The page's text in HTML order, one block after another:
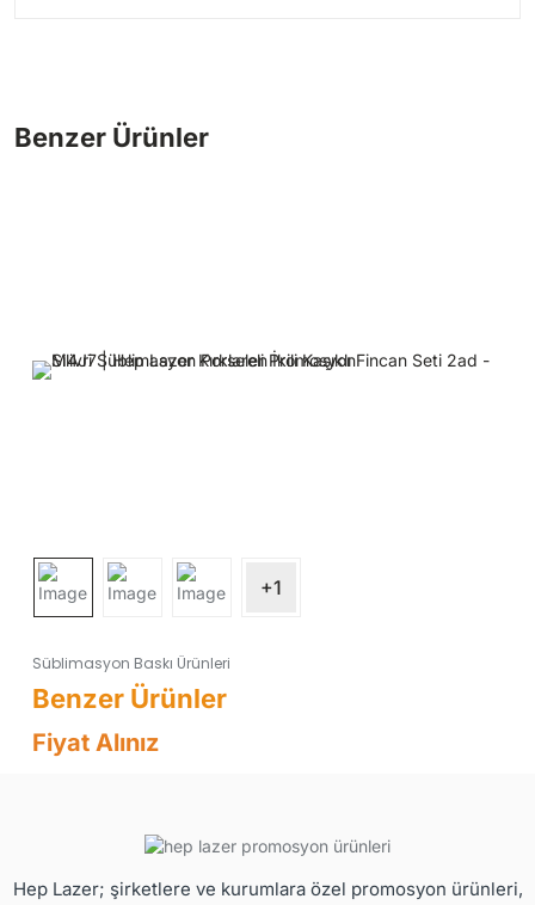
+1
Süblimasyon Baskı Ürünleri
Fiyat Alınız
Hep Lazer; şirketlere ve kurumlara özel promosyon ürünleri,